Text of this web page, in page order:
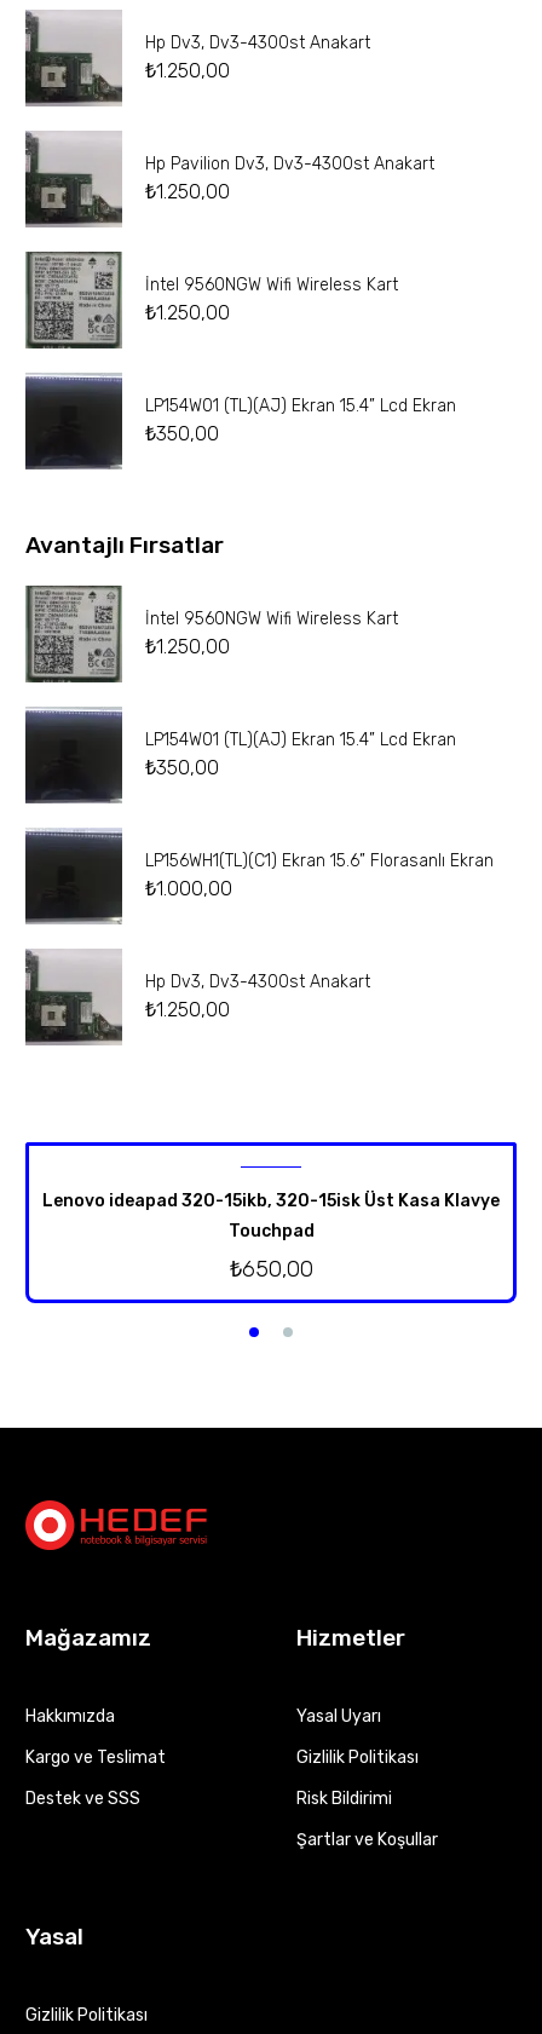
Hp Dv3, Dv3-4300st Anakart
₺1.250,00
Hp Pavilion Dv3, Dv3-4300st Anakart
₺1.250,00
İntel 9560NGW Wifi Wireless Kart
₺1.250,00
LP154W01 (TL)(AJ) Ekran 15.4” Lcd Ekran
₺350,00
Avantajlı Fırsatlar
İntel 9560NGW Wifi Wireless Kart
₺1.250,00
LP154W01 (TL)(AJ) Ekran 15.4” Lcd Ekran
₺350,00
LP156WH1(TL)(C1) Ekran 15.6” Florasanlı Ekran
₺1.000,00
Hp Dv3, Dv3-4300st Anakart
₺1.250,00
Lenovo ideapad 320-15ikb, 320-15isk Üst Kasa Klavye
Touchpad
₺650,00
Mağazamız
Hakkımızda
Kargo ve Teslimat
Destek ve SSS
Hizmetler
Yasal Uyarı
Gizlilik Politikası
Risk Bildirimi
Şartlar ve Koşullar
Yasal
Gizlilik Politikası